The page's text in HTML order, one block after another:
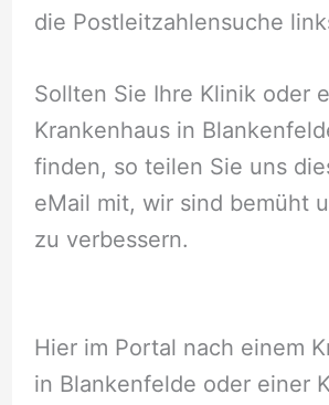
die Postleitzahlensuche
Sollten Sie Ihre Klinik oder
Krankenhaus in
finden, so teilen Sie uns
eMail mit, wir sind bemüht
zu verbessern.
Hier im Portal nach einem
in Blankenfelde oder einer